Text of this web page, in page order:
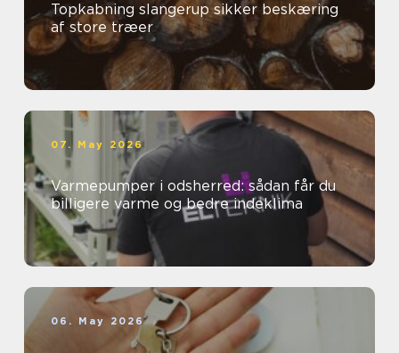
Topkabning slangerup sikker beskæring
af store træer
07. May 2026
Varmepumper i odsherred: sådan får du
billigere varme og bedre indeklima
06. May 2026